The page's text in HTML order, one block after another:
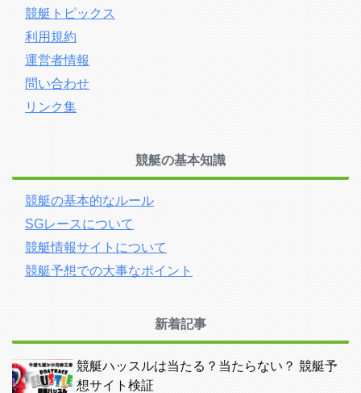
競艇トピックス
利用規約
運営者情報
問い合わせ
リンク集
競艇の基本知識
競艇の基本的なルール
SGレースについて
競艇情報サイトについて
競艇予想での大事なポイント
新着記事
競艇ハッスルは当たる？当たらない？ 競艇予
想サイト検証